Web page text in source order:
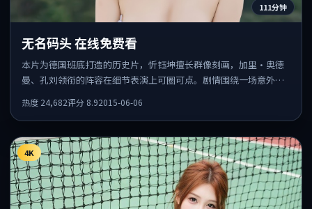
111分钟
无名码头 在线免费看
本片为德国班底打造的历史片，忻钰坤擅长群像刻画，加里·奥德
曼、孔刘领衔的阵容在细节表演上可圈可点。剧情围绕一场意外事
热度 24,682评分 8.92015-06-06
4K